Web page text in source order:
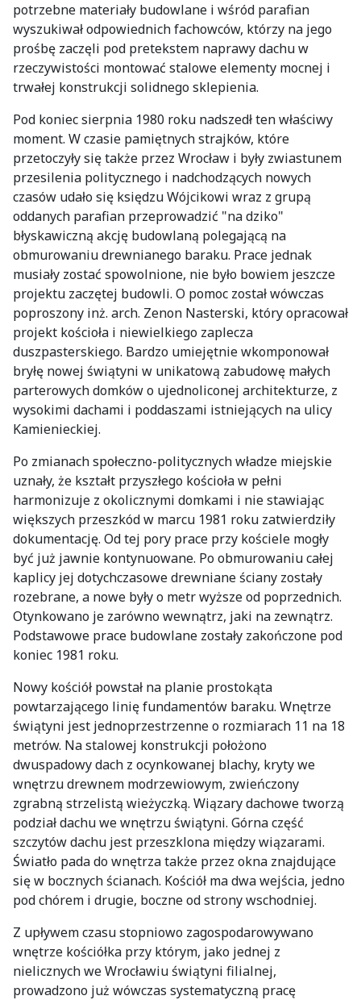
potrzebne materiały budowlane i wśród parafian
wyszukiwał odpowiednich fachowców, którzy na jego
prośbę zaczęli pod pretekstem naprawy dachu w
rzeczywistości montować stalowe elementy mocnej i
trwałej konstrukcji solidnego sklepienia.
Pod koniec sierpnia 1980 roku nadszedł ten właściwy
moment. W czasie pamiętnych strajków, które
przetoczyły się także przez Wrocław i były zwiastunem
przesilenia politycznego i nadchodzących nowych
czasów udało się księdzu Wójcikowi wraz z grupą
oddanych parafian przeprowadzić "na dziko"
błyskawiczną akcję budowlaną polegającą na
obmurowaniu drewnianego baraku. Prace jednak
musiały zostać spowolnione, nie było bowiem jeszcze
projektu zaczętej budowli. O pomoc został wówczas
poproszony inż. arch. Zenon Nasterski, który opracował
projekt kościoła i niewielkiego zaplecza
duszpasterskiego. Bardzo umiejętnie wkomponował
bryłę nowej świątyni w unikatową zabudowę małych
parterowych domków o ujednoliconej architekturze, z
wysokimi dachami i poddaszami istniejących na ulicy
Kamienieckiej.
Po zmianach społeczno-politycznych władze miejskie
uznały, że kształt przyszłego kościoła w pełni
harmonizuje z okolicznymi domkami i nie stawiając
większych przeszkód w marcu 1981 roku zatwierdziły
dokumentację. Od tej pory prace przy kościele mogły
być już jawnie kontynuowane. Po obmurowaniu całej
kaplicy jej dotychczasowe drewniane ściany zostały
rozebrane, a nowe były o metr wyższe od poprzednich.
Otynkowano je zarówno wewnątrz, jaki na zewnątrz.
Podstawowe prace budowlane zostały zakończone pod
koniec 1981 roku.
Nowy kościół powstał na planie prostokąta
powtarzającego linię fundamentów baraku. Wnętrze
świątyni jest jednoprzestrzenne o rozmiarach 11 na 18
metrów. Na stalowej konstrukcji położono
dwuspadowy dach z ocynkowanej blachy, kryty we
wnętrzu drewnem modrzewiowym, zwieńczony
zgrabną strzelistą wieżyczką. Wiązary dachowe tworzą
podział dachu we wnętrzu świątyni. Górna część
szczytów dachu jest przeszklona między wiązarami.
Światło pada do wnętrza także przez okna znajdujące
się w bocznych ścianach. Kościół ma dwa wejścia, jedno
pod chórem i drugie, boczne od strony wschodniej.
Z upływem czasu stopniowo zagospodarowywano
wnętrze kościółka przy którym, jako jednej z
nielicznych we Wrocławiu świątyni filialnej,
prowadzono już wówczas systematyczną pracę